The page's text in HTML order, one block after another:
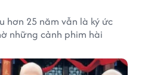
hơn 25 năm vẫn là ký ức
những cảnh phim hài